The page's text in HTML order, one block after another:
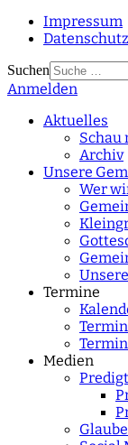
Impressum
Suchen
Type 2 or
Anmelden
Aktuelles
Schau
Archiv
Unsere
Wer
Termine
Medien